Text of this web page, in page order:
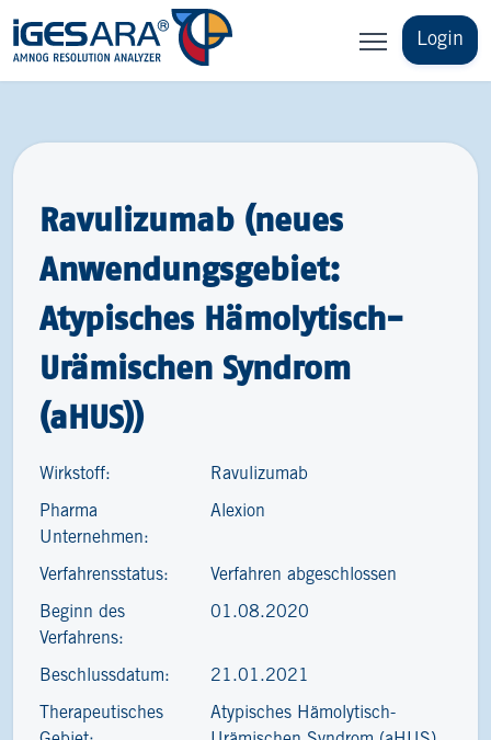
Login
Ravulizumab (neues
Anwendungsgebiet:
Atypisches Hämolytisch-​
Urämischen Syndrom
(aHUS))
Wirkstoff: Ravulizumab
Pharma
Unternehmen:
Alexion
Verfahrensstatus: Verfahren abgeschlossen
Beginn des
Verfahrens:
01.08.2020
Beschlussdatum: 21.01.2021
Therapeutisches
Atypisches Hämolytisch-​